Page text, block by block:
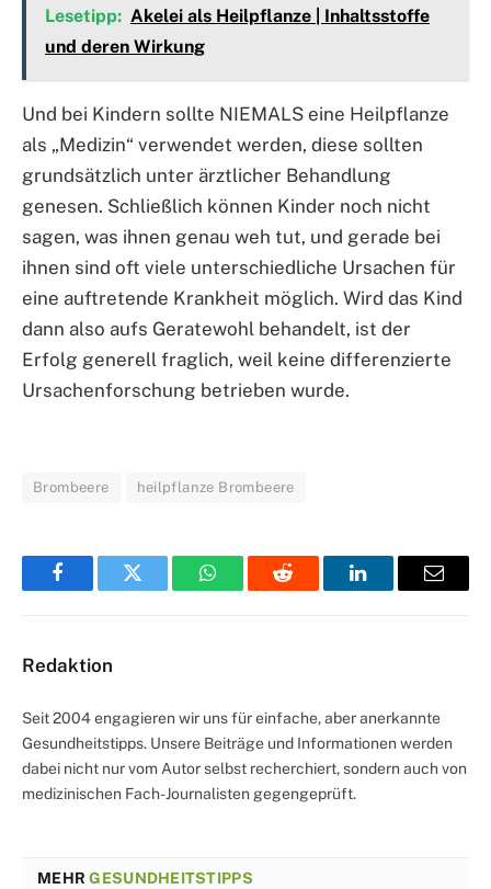
Lesetipp: Akelei als Heilpflanze | Inhaltsstoffe
und deren Wirkung
Und bei Kindern sollte NIEMALS eine Heilpflanze
als „Medizin“ verwendet werden, diese sollten
grundsätzlich unter ärztlicher Behandlung
genesen. Schließlich können Kinder noch nicht
sagen, was ihnen genau weh tut, und gerade bei
ihnen sind oft viele unterschiedliche Ursachen für
eine auftretende Krankheit möglich. Wird das Kind
dann also aufs Geratewohl behandelt, ist der
Erfolg generell fraglich, weil keine differenzierte
Ursachenforschung betrieben wurde.
Brombeere heilpflanze Brombeere
FacebookTwitter WhatsAppReddit LinkedInEmail
Redaktion
Seit 2004 engagieren wir uns für einfache, aber anerkannte
Gesundheitstipps. Unsere Beiträge und Informationen werden
dabei nicht nur vom Autor selbst recherchiert, sondern auch von
medizinischen Fach-Journalisten gegengeprüft.
MEHRGESUNDHEITSTIPPS